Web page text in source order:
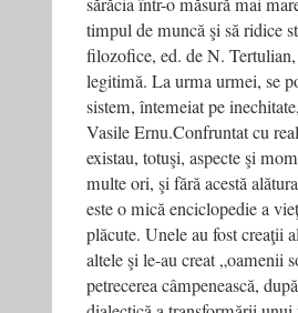
timpul de muncă şi să ridice
filozofice, ed. de N.
legitimă. La urma urmei, se
sistem, întemeiat pe
Vasile Ernu.Confruntat cu
existau, totuşi, aspecte şi
multe ori, şi fără acestă
este o mică enciclopedie a
plăcute. Unele au fost creaţii
altele şi le-au creat „oamenii
petrecerea câmpenească,